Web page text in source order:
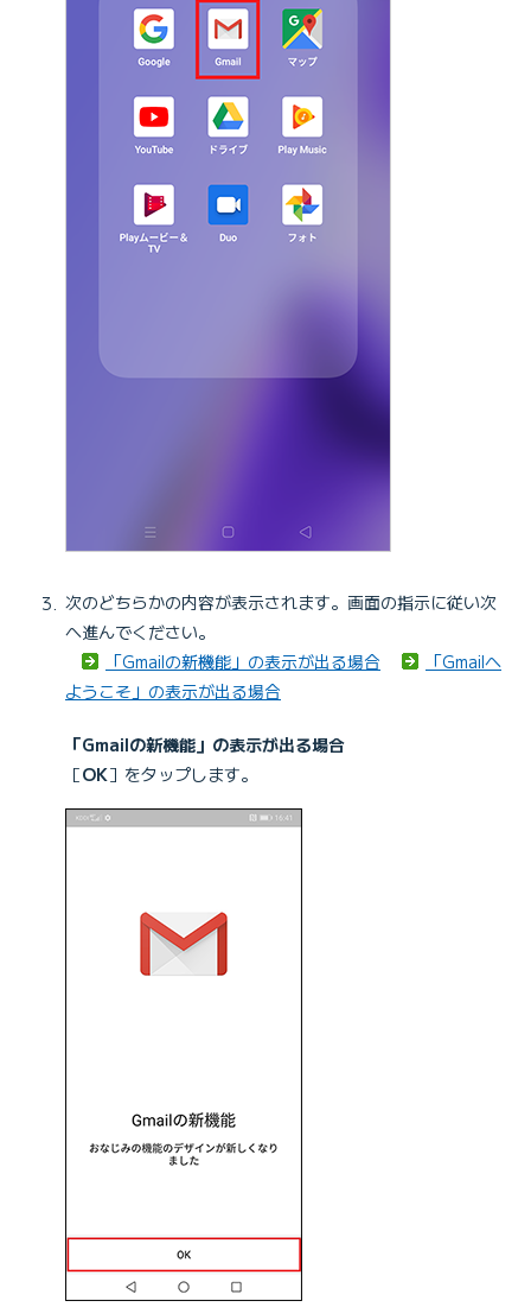
次のどちらかの内容が表示されます。画面の指示に従い次
へ進んでください。
「Gmailの新機能」の表示が出る場合
「Gmailへ
ようこそ」の表示が出る場合
「Gmailの新機能」の表示が出る場合
［OK］をタップします。